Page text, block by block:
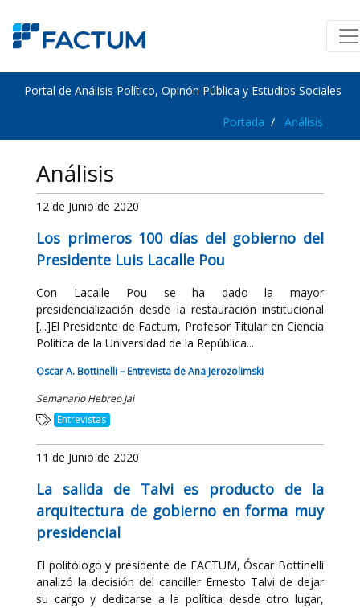
Portal de Análisis Político, Opinón Pública y Estudios Sociales
Portada Análisis
Análisis
12 de Junio de 2020
Los primeros 100 días del gobierno del
Presidente Luis Lacalle Pou
Con Lacalle Pou se ha dado la mayor
presidencialización desde la restauración institucional
[...]El Presidente de Factum, Profesor Titular en Ciencia
Política de la Universidad de la República...
Oscar A. Bottinelli – Entrevista de Ana Jerozolimski
Semanario Hebreo Jai
Entrevistas
11 de Junio de 2020
La salida de Talvi es producto de la
arquitectura de gobierno en forma muy
presidencial
El politólogo y presidente de FACTUM, Óscar Bottinelli
analizó la decisión del canciller Ernesto Talvi de dejar
su cargo y dedicarse a la política desde otro lugar,